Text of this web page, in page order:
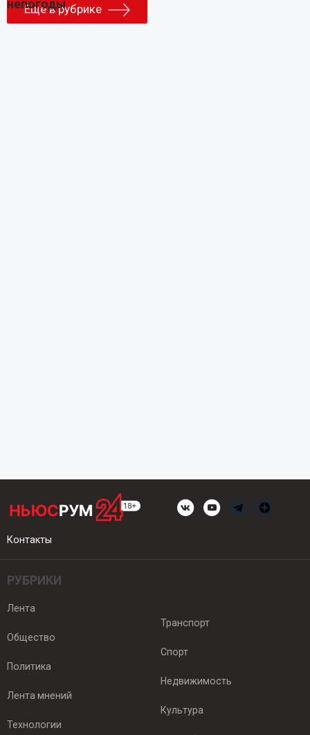
Еще в рубрике
Контакты
РУБРИКИ
Лента
Общество
Политика
Лента мнений
Технологии
Транспорт
Спорт
Недвижимость
Культура